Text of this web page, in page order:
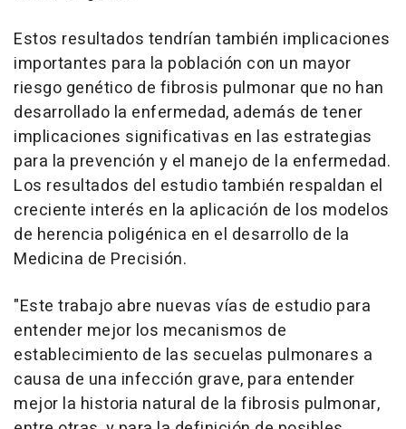
Estos resultados tendrían también implicaciones
importantes para la población con un mayor
riesgo genético de fibrosis pulmonar que no han
desarrollado la enfermedad, además de tener
implicaciones significativas en las estrategias
para la prevención y el manejo de la enfermedad.
Los resultados del estudio también respaldan el
creciente interés en la aplicación de los modelos
de herencia poligénica en el desarrollo de la
Medicina de Precisión.
"Este trabajo abre nuevas vías de estudio para
entender mejor los mecanismos de
establecimiento de las secuelas pulmonares a
causa de una infección grave, para entender
mejor la historia natural de la fibrosis pulmonar,